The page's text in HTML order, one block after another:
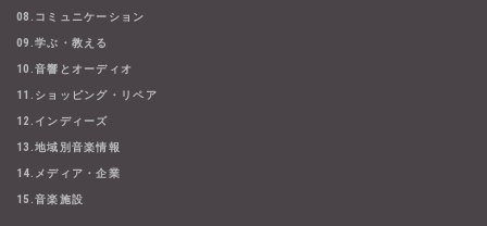
08.コミュニケーション
09.学ぶ・教える
10.音響とオーディオ
11.ショッピング・リペア
12.インディーズ
13.地域別音楽情報
14.メディア・企業
15.音楽施設